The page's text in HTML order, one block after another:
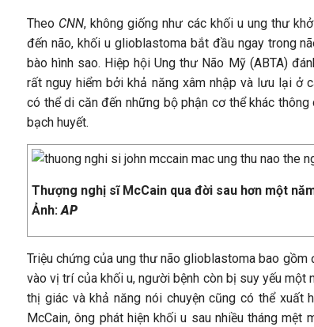
Theo CNN, không giống như các khối u ung thư
đến não, khối u glioblastoma bắt đầu ngay trong
bào hình sao. Hiệp hội Ung thư Não Mỹ (ABTA)
rất nguy hiểm bởi khả năng xâm nhập và lưu lại ở
có thể di căn đến những bộ phận cơ thể khác thông
bạch huyết.
Thượng nghị sĩ McCain qua đời sau hơn một
Ảnh:AP
Triệu chứng của ung thư não glioblastoma bao gồm
vào vị trí của khối u, người bệnh còn bị suy yếu một
thị giác và khả năng nói chuyện cũng có thể xuất
McCain, ông phát hiện khối u sau nhiều tháng mệt